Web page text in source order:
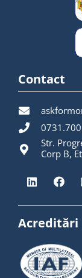
Contact
Str.
Corp B,
Acreditări